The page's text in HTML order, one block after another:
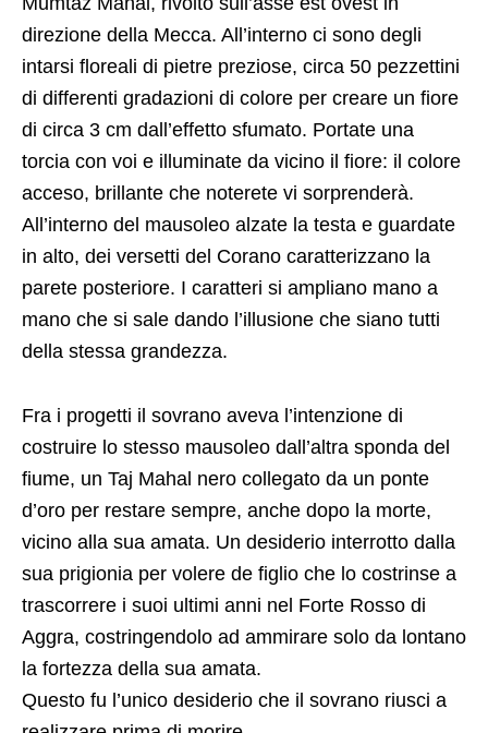
direzione della Mecca. All’interno ci sono degli
intarsi floreali di pietre preziose, circa 50 pezzettini
di differenti gradazioni di colore per creare un fiore
di circa 3 cm dall’effetto sfumato. Portate una
torcia con voi e illuminate da vicino il fiore: il colore
acceso, brillante che noterete vi sorprenderà.
All’interno del mausoleo alzate la testa e guardate
in alto, dei versetti del Corano caratterizzano la
parete posteriore. I caratteri si ampliano mano a
mano che si sale dando l’illusione che siano tutti
della stessa grandezza.
Fra i progetti il sovrano aveva l’intenzione di
costruire lo stesso mausoleo dall’altra sponda del
fiume, un Taj Mahal nero collegato da un ponte
d’oro per restare sempre, anche dopo la morte,
vicino alla sua amata. Un desiderio interrotto dalla
sua prigionia per volere de figlio che lo costrinse a
trascorrere i suoi ultimi anni nel Forte Rosso di
Aggra, costringendolo ad ammirare solo da lontano
la fortezza della sua amata.
Questo fu l’unico desiderio che il sovrano riusci a